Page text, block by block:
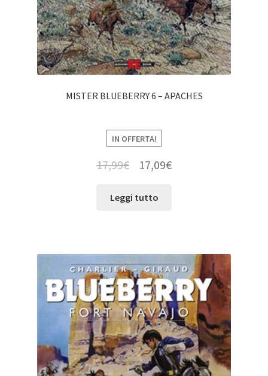
MISTER BLUEBERRY 6 – APACHES
IN OFFERTA!
17,99€ 17,09€
Leggi tutto